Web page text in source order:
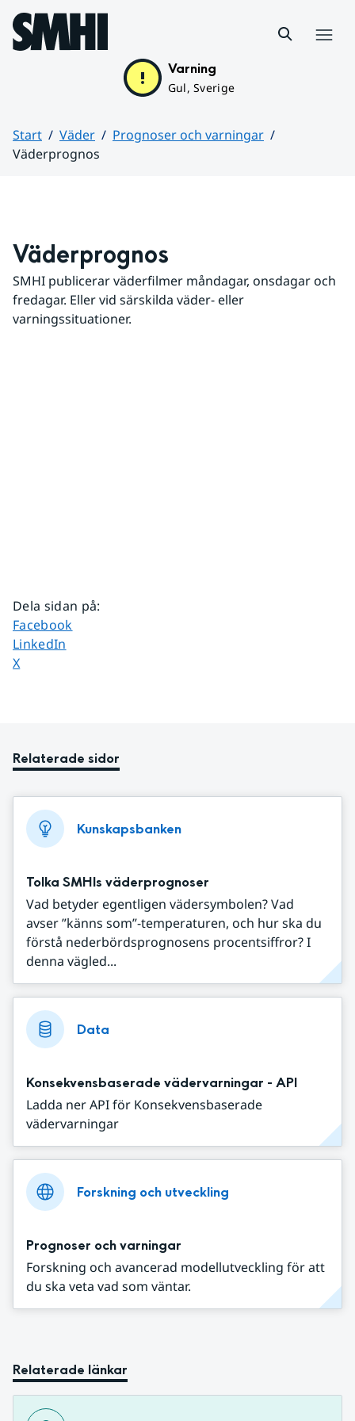
Hoppa till sidans innehåll
Varning
Gul, Sverige
Start Väder
Prognoser och varningar
Väderprognos
Väderprognos
SMHI publicerar väderfilmer måndagar, onsdagar och
fredagar. Eller vid särskilda väder- eller
varningssituationer.
Dela sidan på:
Dela sidan på
Facebook
Dela sidan på
LinkedIn
Dela sidan på
X
Relaterade sidor
Kunskapsbanken
Tolka SMHIs väderprognoser
Vad betyder egentligen vädersymbolen? Vad
avser ”känns som”-temperaturen, och hur ska du
förstå nederbördsprognosens procentsiffror? I
denna vägled...
Data
Konsekvensbaserade vädervarningar - API
Ladda ner API för Konsekvensbaserade
vädervarningar
Forskning och utveckling
Prognoser och varningar
Forskning och avancerad modellutveckling för att
du ska veta vad som väntar.
Relaterade länkar